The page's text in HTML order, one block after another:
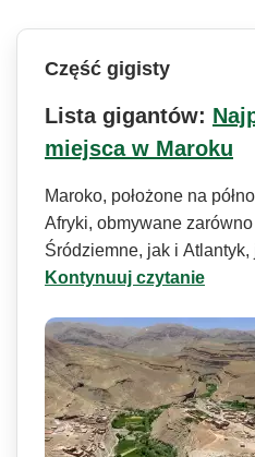
Część gigisty
Lista gigantów:
miejsca w Maroku
Maroko, położone na
Afryki, obmywane
Śródziemne, jak i
Kontynuuj czytanie